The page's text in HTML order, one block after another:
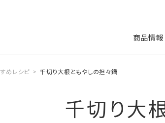
商品情報
めレシピ 千切り大根ともやしの担々鍋
千切り大